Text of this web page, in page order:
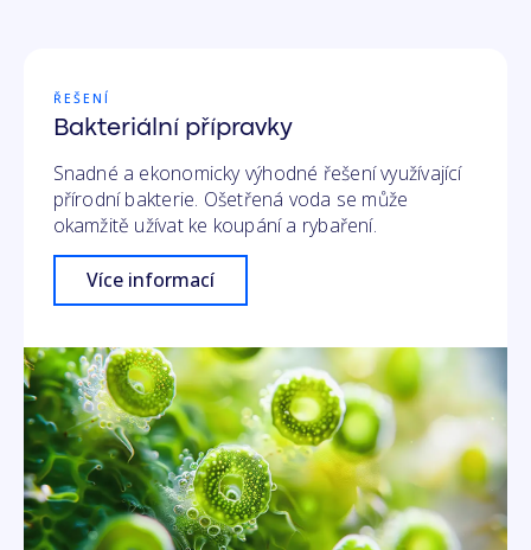
ŘEŠENÍ
Bakteriální přípravky
Snadné a ekonomicky výhodné řešení využívající
přírodní bakterie. Ošetřená voda se může
okamžitě užívat ke koupání a rybaření.
Více informací